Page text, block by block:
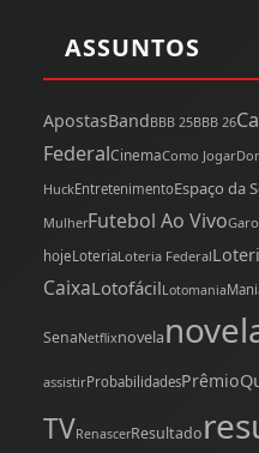
ASSUNTOS
ApostasBandBBB 25BBB 26
FederalCinemaComo Jogar
HuckEntretenimentoEspaço da
MulherFutebol Ao Vivo
hojeLoteriaLoteria Federal
CaixaLotofácilLotomania
SenaNetflixnovela
assistirProbabilidadesPrêmio
TVRenascerResultado